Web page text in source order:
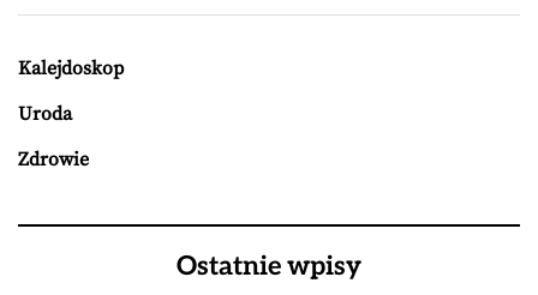
Kalejdoskop
Uroda
Zdrowie
Ostatnie wpisy